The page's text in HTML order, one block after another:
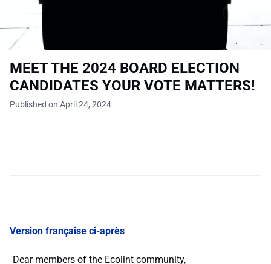
MEET THE 2024 BOARD ELECTION
CANDIDATES YOUR VOTE MATTERS!
Published on April 24, 2024
Version française ci-après
Dear members of the Ecolint community,